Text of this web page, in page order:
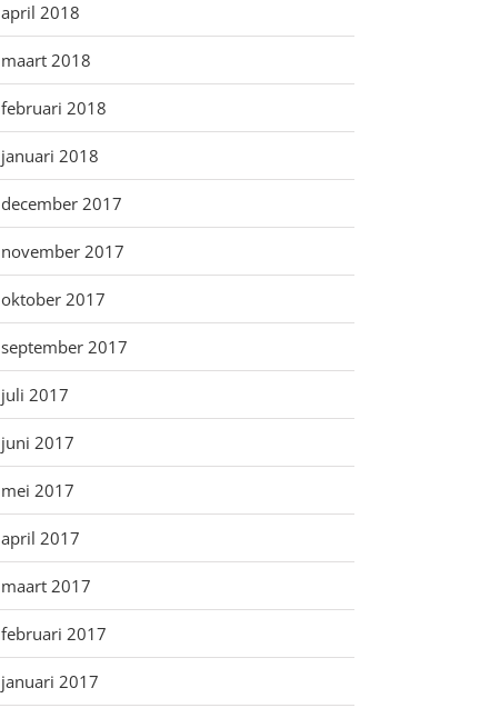
april 2018
maart 2018
februari 2018
januari 2018
december 2017
november 2017
oktober 2017
september 2017
juli 2017
juni 2017
mei 2017
april 2017
maart 2017
februari 2017
januari 2017